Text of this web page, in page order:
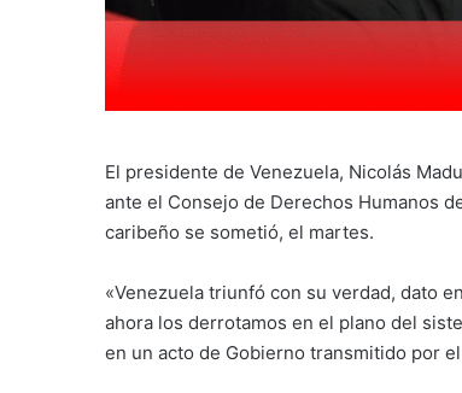
El presidente de Venezuela, Nicolás
ante el Consejo de Derechos Humanos
caribeño se sometió, el martes.
«Venezuela triunfó con su verdad, dato
ahora los derrotamos en el plano del
en un acto de Gobierno transmitido por